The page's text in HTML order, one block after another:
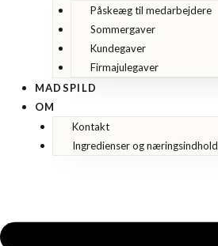
Påskeæg til medarbejdere
Sommergaver
Kundegaver
Firmajulegaver
MADSPILD
OM
Kontakt
Ingredienser og næringsindhold